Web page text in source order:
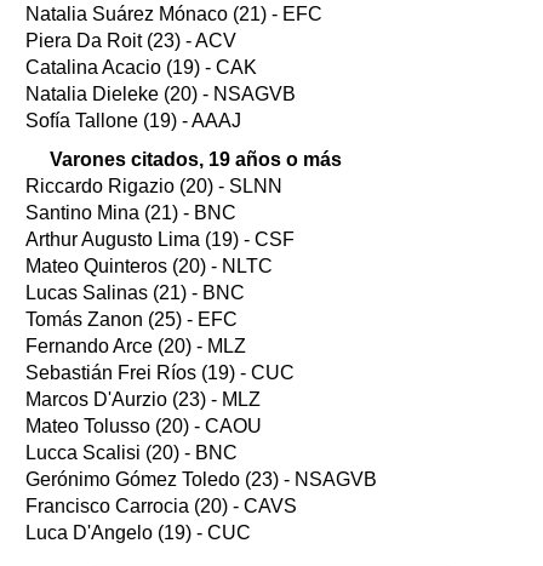
Natalia Suárez Mónaco (21) - EFC
Piera Da Roit (23) - ACV
Catalina Acacio (19) - CAK
Natalia Dieleke (20) - NSAGVB
Sofía Tallone (19) - AAAJ
Varones citados, 19 años o más
Riccardo Rigazio (20) - SLNN
Santino Mina (21) - BNC
Arthur Augusto Lima (19) - CSF
Mateo Quinteros (20) - NLTC
Lucas Salinas (21) - BNC
Tomás Zanon (25) - EFC
Fernando Arce (20) - MLZ
Sebastián Frei Ríos (19) - CUC
Marcos D'Aurzio (23) - MLZ
Mateo Tolusso (20) - CAOU
Lucca Scalisi (20) - BNC
Gerónimo Gómez Toledo (23) - NSAGVB
Francisco Carrocia (20) - CAVS
Luca D'Angelo (19) - CUC